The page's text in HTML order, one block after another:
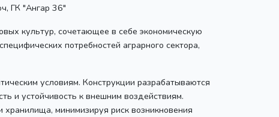
культур, сочетающее в себе экономическую
потребностей аграрного сектора,
условиям. Конструкции разрабатываются
и устойчивость к внешним воздействиям.
минимизируя риск возникновения